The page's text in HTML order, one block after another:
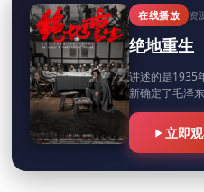
在线播放 资
绝地重生
讲述的是1935
新确定了毛泽
立即